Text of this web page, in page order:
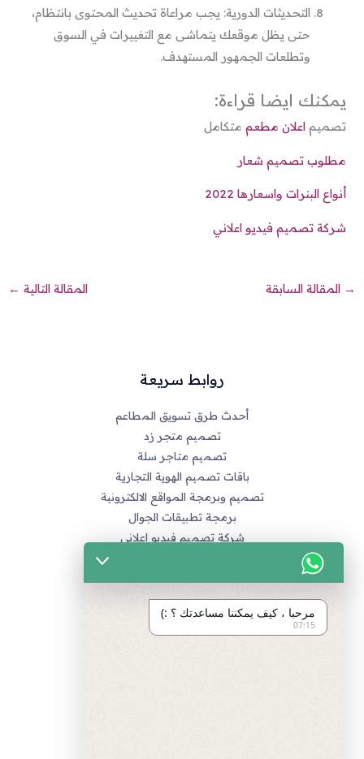
التحديثات الدورية: يجب مراعاة تحديث المحتوى بانتظام،
حتى يظل موقعك يتماشى مع التغييرات في السوق
وتطلعات الجمهور المستهدف.
يمكنك ايضا قراءة:
تصميماعلان مطعم متكامل
مطلوب تصميم شعار
أنواع البنرات واسعارها 2022
شركة تصميم فيديو اعلاني
→ المقالة السابقة المقالة التالية ←
روابط سريعة
أحدث طرق تسويق المطاعم
تصميم متجر زد
تصميم متاجر سلة
باقات تصميم الهوية التجارية
تصميم وبرمجة المواقع الالكترونية
برمجة تطبيقات الجوال
شركة تصميم فيديو اعلاني
التسويق الالكتروني
تصميم متاجر زد و متاجر سله
مرحبا ، كيف يمكننا مساعدتك ؟ :)
07:15